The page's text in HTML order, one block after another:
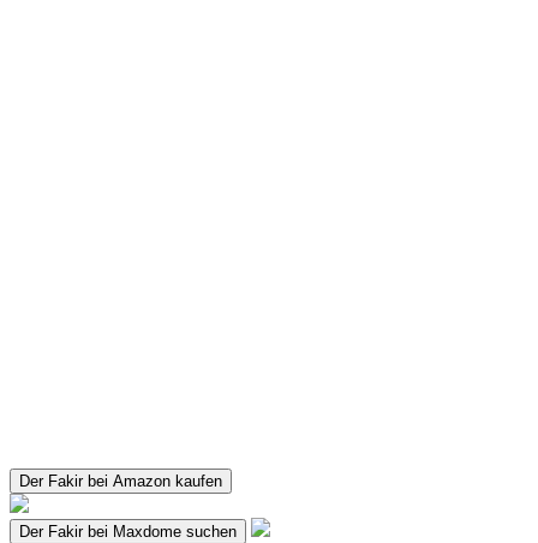
Der Fakir bei Amazon kaufen
Der Fakir bei Maxdome suchen